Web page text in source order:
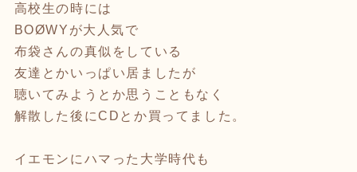
高校生の時には
BOØWYが大人気で
布袋さんの真似をしている
友達とかいっぱい居ましたが
聴いてみようとか思うこともなく
解散した後にCDとか買ってました。
イエモンにハマった大学時代も